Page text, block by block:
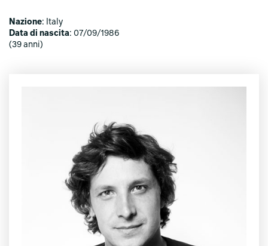
Nazione: Italy
Data di nascita: 07/09/1986
(39 anni)